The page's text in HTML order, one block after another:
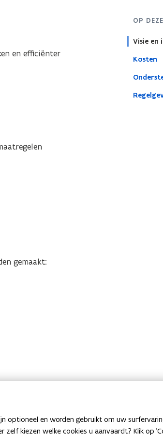
OP
Visie en
Kosten
en efficiënter
gemaakt:
onderwijs
optioneel en worden gebruikt om uw
kiezen welke cookies u aanvaardt? Klik op